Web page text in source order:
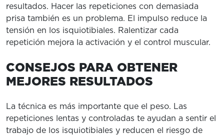
resultados. Hacer las repeticiones con demasiada
prisa también es un problema. El impulso reduce la
tensión en los isquiotibiales. Ralentizar cada
repetición mejora la activación y el control muscular.
CONSEJOS PARA OBTENER
MEJORES RESULTADOS
La técnica es más importante que el peso. Las
repeticiones lentas y controladas te ayudan a sentir el
trabajo de los isquiotibiales y reducen el riesgo de